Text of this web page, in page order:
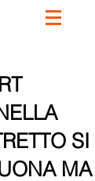
SI
MA